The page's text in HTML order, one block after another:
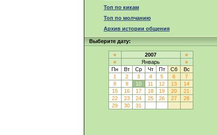
Топ по кикам
Топ по молчанию
Архив истории общения
Выберите дату:
« 2007
»
«
Январь
»
Пн
Вт Ср Чт Пт Сб
Вс
1
2 3 4 5 6
7
8
9 10 11 12 13
14
15
16 17 18 19 20
21
22
23 24 25 26 27
28
29
30 31